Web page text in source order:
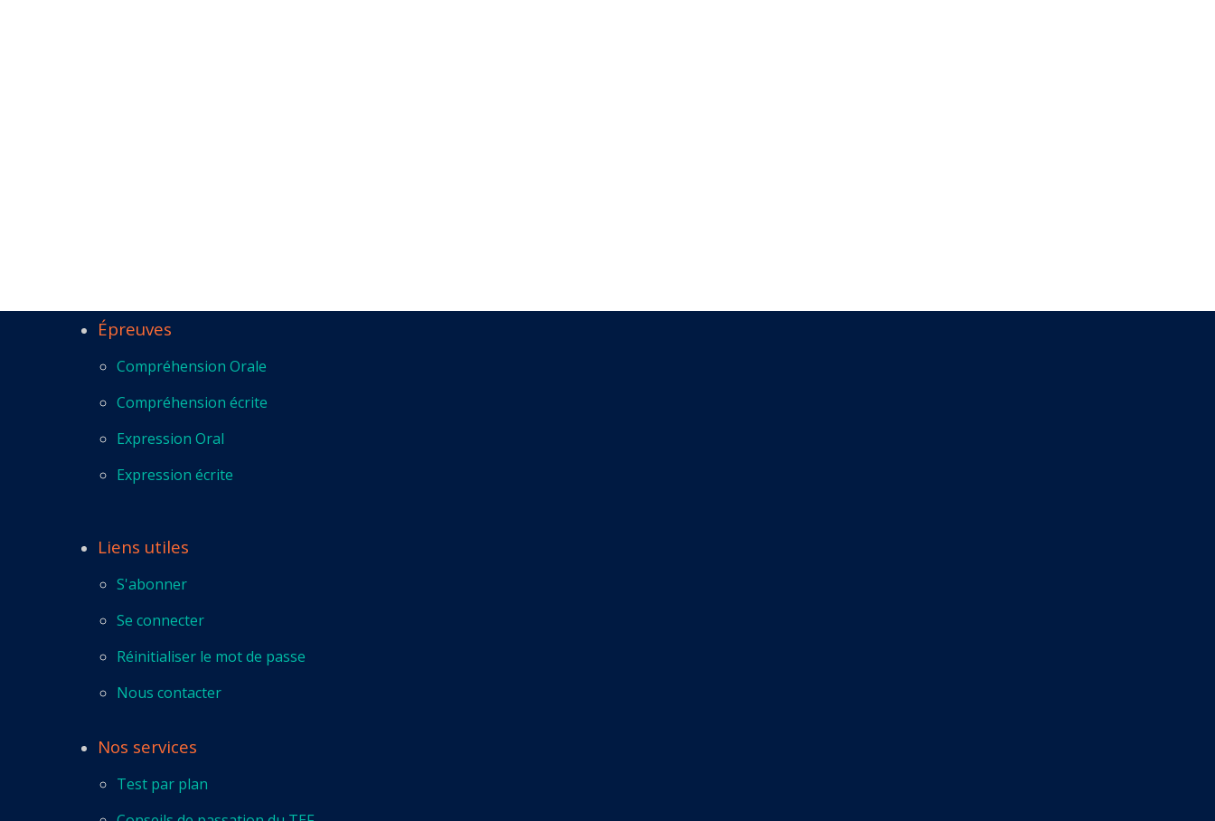
Épreuves
Compréhension Orale
Compréhension écrite
Expression Oral
Expression écrite
Liens utiles
S'abonner
Se connecter
Réinitialiser le mot de passe
Nous contacter
Nos services
Test par plan